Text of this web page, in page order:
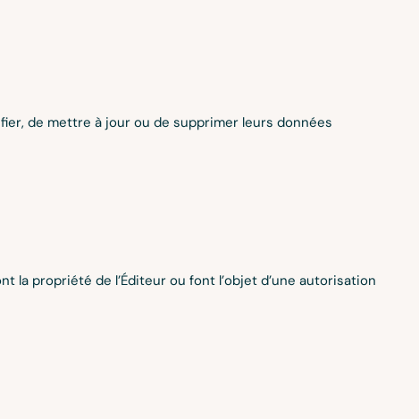
de mettre à jour ou de supprimer leurs données
la propriété de l’Éditeur ou font l’objet d’une autorisation